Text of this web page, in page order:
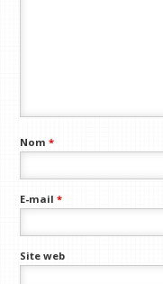
Nom*
E-mail*
Site web